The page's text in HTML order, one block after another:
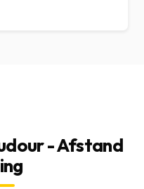
- Afstand